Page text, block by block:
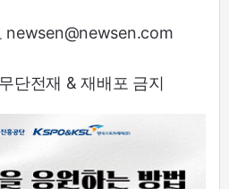
newsen@newsen.com
전재 & 재배포 금지